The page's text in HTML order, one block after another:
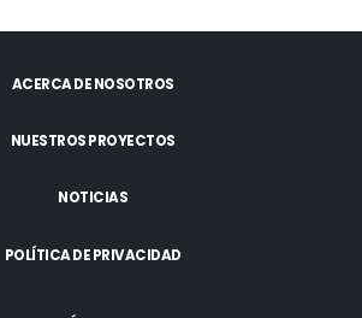
ACERCA DE NOSOTROS
NUESTROS PROYECTOS
NOTICIAS
POLÍTICA DE PRIVACIDAD